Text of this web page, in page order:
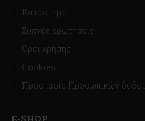
Κατάστημα
Συχνές ερωτήσεις
Όροι χρήσης
Cookies
Προστασία Προσωπικών
E-SHOP